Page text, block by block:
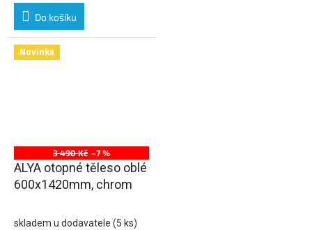
Do košíku
Novinka
3 490 Kč –7 %
ALYA otopné těleso oblé
600x1420mm, chrom
skladem u dodavatele (5 ks)